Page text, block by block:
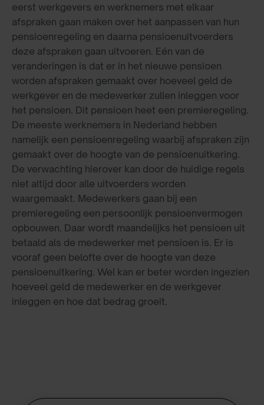
eerst werkgevers en werknemers met elkaar
afspraken gaan maken over het aanpassen van hun
pensioenregeling en daarna pensioenuitvoerders
deze afspraken gaan uitvoeren. Eén van de
veranderingen is dat er in het nieuwe pensioen
worden afspraken gemaakt over hoeveel geld de
werkgever en de medewerker zullen inleggen voor
het pensioen. Dit pensioen heet een premieregeling.
De meeste werknemers in Nederland hebben
namelijk een pensioenregeling waarbij afspraken zijn
gemaakt over de hoogte van de pensioenuitkering.
De verwachting hierover kan door de huidige regels
niet altijd door alle uitvoerders worden
waargemaakt. Medewerkers gaan bij een
premieregeling een persoonlijk pensioenvermogen
opbouwen. Daar wordt maandelijks het pensioen uit
betaald als de medewerker met pensioen is. Er is
vooraf geen belofte over de hoogte van deze
pensioenuitkering. Wel kan er beter worden ingezien
hoeveel geld de medewerker en de werkgever
inleggen en hoe dat bedrag groeit.